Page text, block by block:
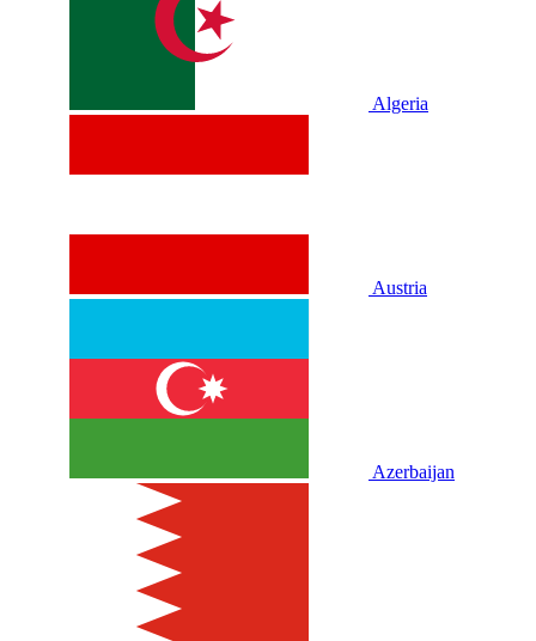
Algeria
Austria
Azerbaijan